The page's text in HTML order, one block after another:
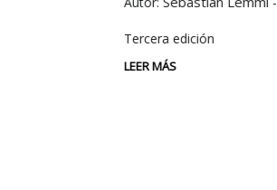
Tercera edición
LEER MÁS